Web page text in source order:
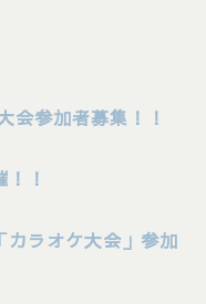
参加者募集！！
！
カラオケ大会」参加